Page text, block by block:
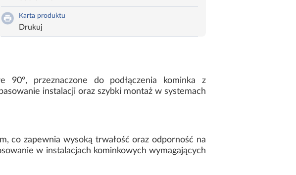
Karta produktu
Drukuj
90°, przeznaczone do podłączenia kominka z
instalacji oraz szybki montaż w systemach
co zapewnia wysoką trwałość oraz odporność na
w instalacjach kominkowych wymagających